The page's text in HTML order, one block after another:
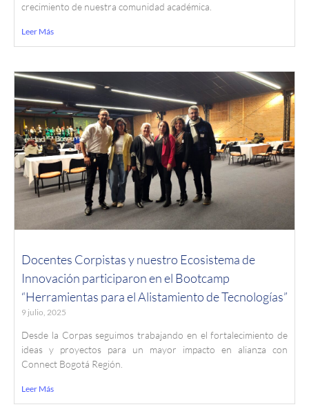
crecimiento de nuestra comunidad académica.
Leer Más
Docentes Corpistas y nuestro Ecosistema de
Innovación participaron en el Bootcamp
“Herramientas para el Alistamiento de Tecnologías”
9 julio, 2025
Desde la Corpas seguimos trabajando en el fortalecimiento de
ideas y proyectos para un mayor impacto en alianza con
Connect Bogotá Región.
Leer Más